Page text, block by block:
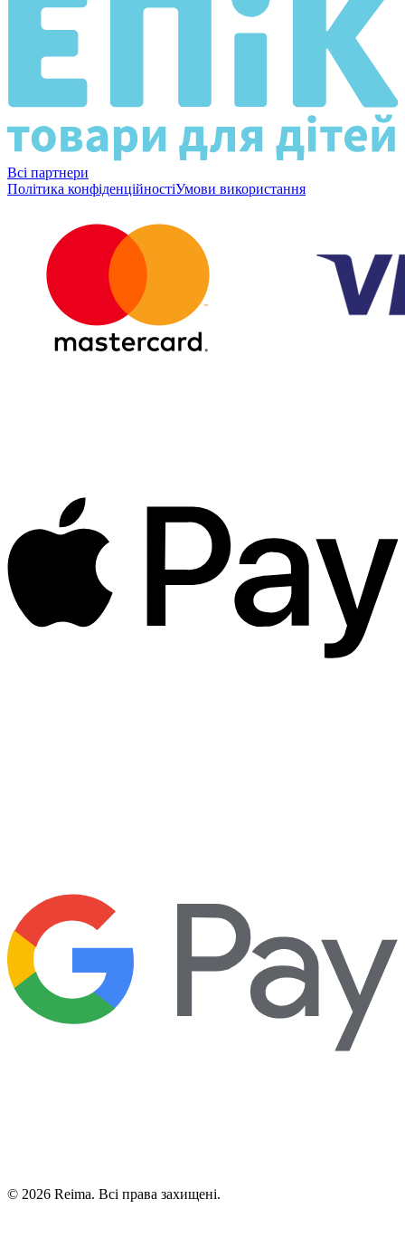
Всі партнери
Політика конфіденційностіУмови використання
© 2026 Reima. Всі права захищені.